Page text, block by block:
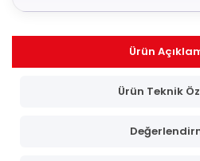
Ürün
Ürün Teknik